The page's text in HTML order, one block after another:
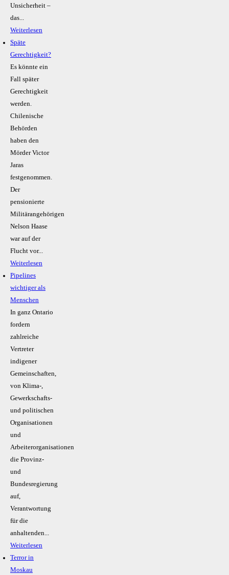
Unsicherheit –
das...
Weiterlesen
Späte
Gerechtigkeit?
Es könnte ein
Fall später
Gerechtigkeit
werden.
Chilenische
Behörden
haben den
Mörder Victor
Jaras
festgenommen.
Der
pensionierte
Militärangehörigen
Nelson Haase
war auf der
Flucht vor...
Weiterlesen
Pipelines
wichtiger als
Menschen
In ganz Ontario
fordern
zahlreiche
Vertreter
indigener
Gemeinschaften,
von Klima-,
Gewerkschafts-
und politischen
Organisationen
und
Arbeiterorganisationen
die Provinz-
und
Bundesregierung
auf,
Verantwortung
für die
anhaltenden...
Weiterlesen
Terror in
Moskau